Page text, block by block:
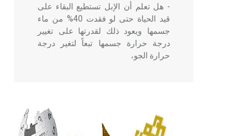
- هل تعلم أن الإبل تستطيع البقاء على
قيد الحياة حتى لو فقدت 40% من ماء
جسمها ويعود ذلك لقدرتها على تغيير
درجة حرارة جسمها تبعاً لتغير درجة
حرارة الجو،
أربعة مؤلفات هي: الحكم، الأدلة، تنظيم
التغذية، ورسالته في جروح الرأس.
ويعود له الفضل بأنه حرر الطب من